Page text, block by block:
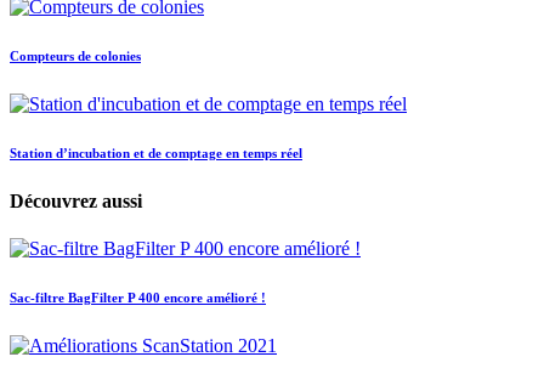
Compteurs de colonies
Station d’incubation et de comptage en temps réel
Découvrez aussi
Sac-filtre BagFilter P 400 encore amélioré !